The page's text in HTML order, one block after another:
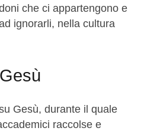
che ci appartengono e
ignorarli, nella cultura
Gesù, durante il quale
raccolse e